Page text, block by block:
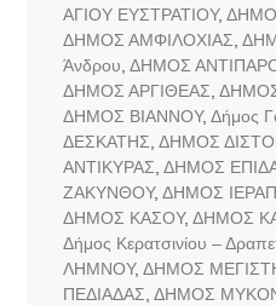
ΑΓΙΟΥ ΕΥΣΤΡΑΤΙΟΥ,
ΔΗΜΟΣ ΑΜΦΙΛΟΧΙΑΣ
Άνδρου ΔΗΜΟΣ
ΔΗΜΟΣ ΑΡΓΙΘΕΑΣ
ΔΗΜΟΣ ΒΙΑΝΝΟΥ, Δήμος
ΔΕΣΚΑΤΗΣ ΔΗΜΟΣ
ΑΝΤΙΚΥΡΑΣ ΔΗΜΟΣ
ΖΑΚΥΝΘΟΥ, ΔΗΜΟΣ
ΔΗΜΟΣ ΚΑΣΟΥ, ΔΗΜΟΣ
Δήμος Κερατσινίου –
ΛΗΜΝΟΥ, ΔΗΜΟΣ
ΠΕΔΙΑΔΑΣ ΔΗΜΟΣ